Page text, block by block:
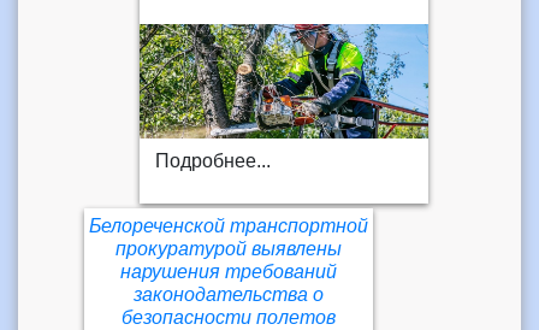
Подробнее...
Белореченской транспортной
прокуратурой выявлены
нарушения требований
законодательства о
безопасности полетов